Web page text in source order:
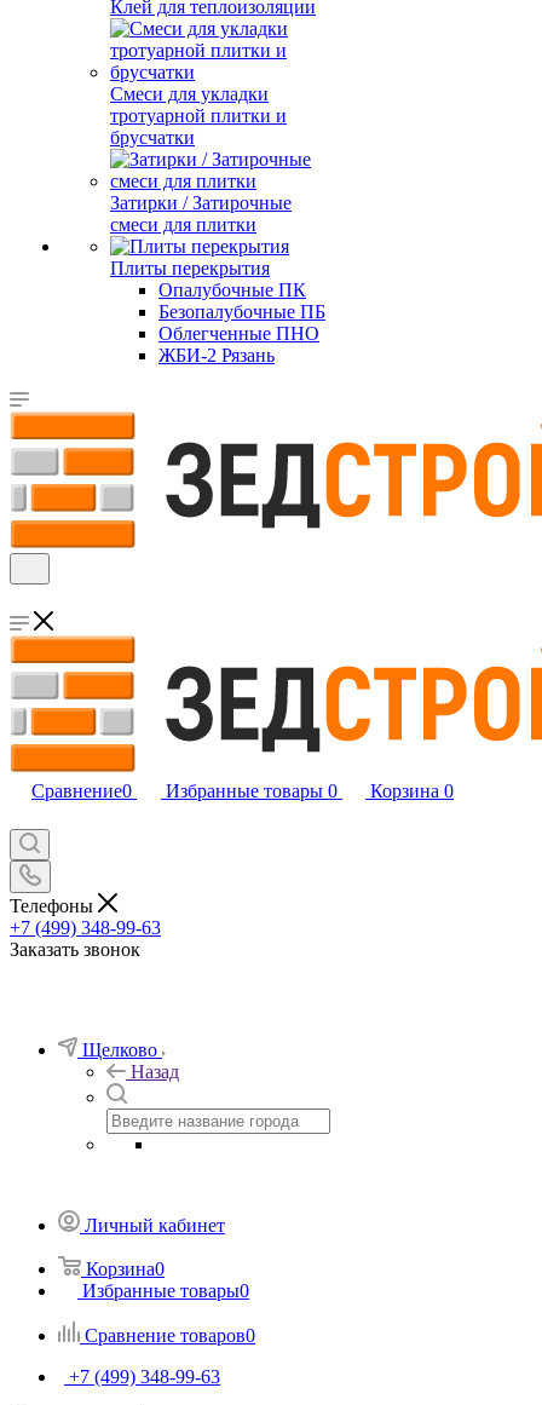
Клей для теплоизоляции
Смеси для укладки
тротуарной плитки и
брусчатки
Затирки / Затирочные
смеси для плитки
Плиты перекрытия
Опалубочные ПК
Безопалубочные ПБ
Облегченные ПНО
ЖБИ-2 Рязань
Сравнение0 Избранные товары 0 Корзина 0
Телефоны
+7 (499) 348-99-63
Заказать звонок
Щелково
Назад
Личный кабинет
Корзина0
Избранные товары0
Сравнение товаров0
+7 (499) 348-99-63